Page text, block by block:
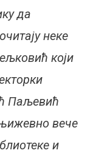
да
неке
који
Паљевић
вече
и